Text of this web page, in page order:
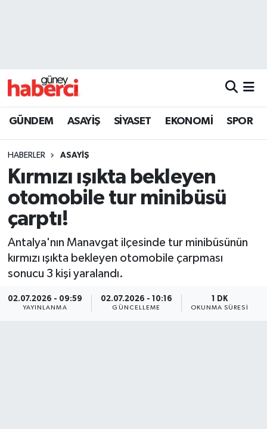
GÜNDEM ASAYİŞ SİYASET EKONOMİ SPOR
HABERLER ASAYİŞ
Kırmızı ışıkta bekleyen
otomobile tur minibüsü
çarptı!
Antalya'nın Manavgat ilçesinde tur minibüsünün
kırmızı ışıkta bekleyen otomobile çarpması
sonucu 3 kişi yaralandı.
02.07.2026 - 09:59
YAYINLANMA
02.07.2026 - 10:16
GÜNCELLEME
1 DK
OKUNMA SÜRESI
Beyoğlu Trafik Yoğunluk Haritası
Son Dakika Haberleri
Haber Arşivi